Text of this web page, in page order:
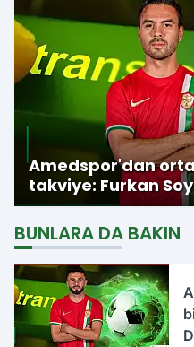
Amedspor'dan
takviye: Furkan
imzalandı
BUNLARA DA BAKIN